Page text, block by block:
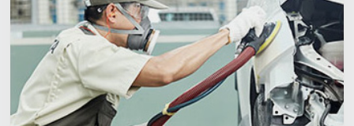
สินค้าและบริการ
รุ่นรถ
ศูนย์บริการและอะไหล่
ศูนย์ซ่อมตัวถังและสี